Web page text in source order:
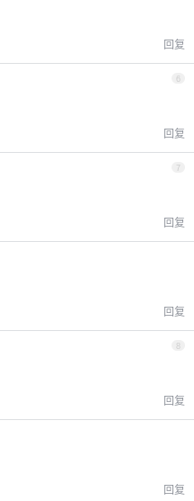
回复
回复
7
回复
回复
回复
回复